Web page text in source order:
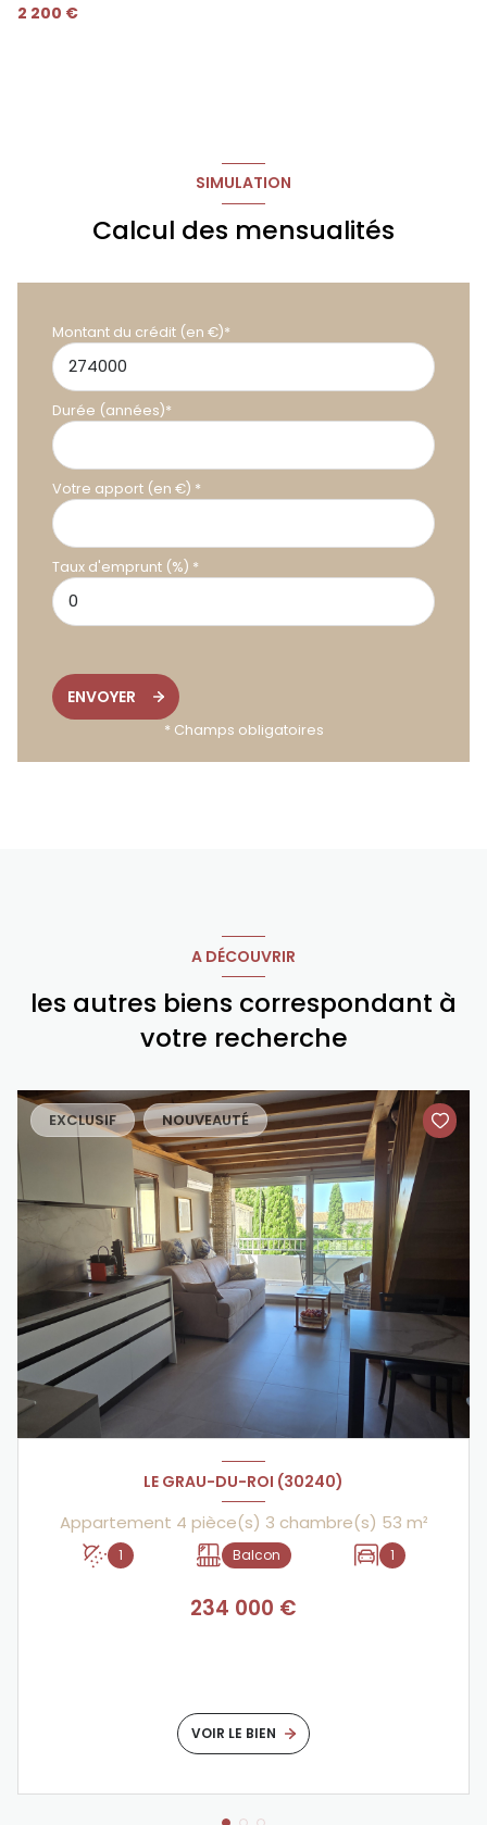
2 200 €
SIMULATION
Calcul des mensualités
Montant du crédit (en €)*
Durée (années)*
Votre apport (en €) *
Taux d'emprunt (%) *
ENVOYER
* Champs obligatoires
A DÉCOUVRIR
les autres biens correspondant à
votre recherche
EXCLUSIF NOUVEAUTÉ
LE GRAU-DU-ROI (30240)
Appartement 4 pièce(s) 3 chambre(s) 53 m²
1 Balcon 1
234 000 €
VOIR LE BIEN